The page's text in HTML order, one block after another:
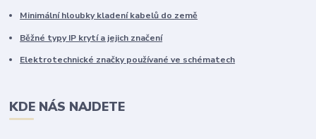
Minimální hloubky kladení kabelů do země
Běžné typy IP krytí a jejich značení
Elektrotechnické značky používané ve schématech
KDE NÁS NAJDETE